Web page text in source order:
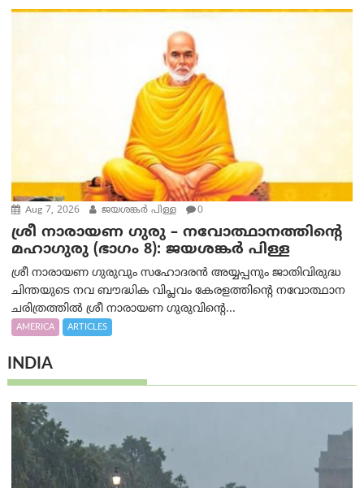
Aug 7, 2026 ജയശങ്കര്‍ പിള്ള 0
ശ്രീ നാരായണ ഗുരു – നവോത്ഥാനത്തിന്റെ
മഹാഗുരു (ഭാഗം 8): ജയശങ്കര്‍ പിള്ള
ശ്രീ നാരായണ ഗുരുവും സഹോദരൻ അയ്യപ്പനും ജാതിവിരുദ്ധ
ചിന്തയുടെ നവ ബൗദ്ധിക വിപ്ലവം കേരളത്തിന്റെ നവോത്ഥാന
ചരിത്രത്തിൽ ശ്രീ നാരായണ ഗുരുവിന്റെ...
AMERICA ARTICLES
INDIA